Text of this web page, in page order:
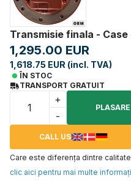
Transmisie finala - Case
1,295.00 EUR
1,618.75 EUR (incl. TVA)
ÎN STOC
TRANSPORT GRATUIT
+
-
CALL US
Care este diferența dintre
clic aici pentru mai multe